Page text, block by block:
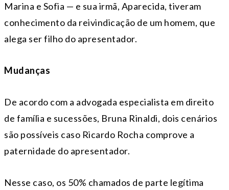
Marina e Sofia — e sua irmã, Aparecida, tiveram
conhecimento da reivindicação de um homem, que
alega ser filho do apresentador.
Mudanças
De acordo com a advogada especialista em direito
de família e sucessões, Bruna Rinaldi, dois cenários
são possíveis caso Ricardo Rocha comprove a
paternidade do apresentador.
Nesse caso, os 50% chamados de parte legítima